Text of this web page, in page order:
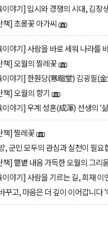
야기] 입시와 경쟁의 시대, 김
] 초롱꽃 아가씨
야기] 사람을 바로 세워 나라를
] 오월의 찔레꽃
야기] 한훤당(寒暄堂) 김굉필(
] 오월의 향기
야기] 우계 성혼(成渾) 선생의 '
책] 찔레꽃
, 군민 모두의 관심과 실천이 필요
] 햍볕 내음 가득한 오월의 그리
야기] 사람을 기르는 길, 회재 이
꾸고, 마음은 더 깊이 이어갑니다